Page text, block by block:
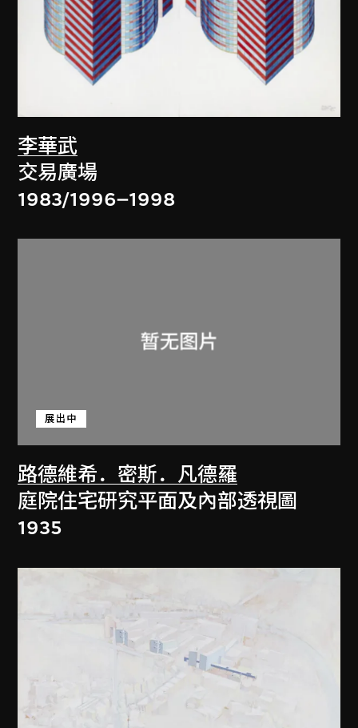
李華武
交易廣場
1983/1996–1998
路德維希．密斯．凡德羅
展出中
庭院住宅研究平面及內部透視圖
1935